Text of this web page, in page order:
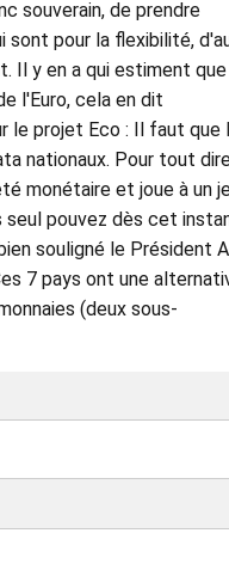
souverain, de prendre
sont pour la flexibilité,
Il y en a qui estiment
l'Euro, cela en dit
le projet Eco : Il faut que
nationaux. Pour tout
monétaire et joue à un
seul pouvez dès cet
souligné le Président
7 pays ont une
(deux sous-